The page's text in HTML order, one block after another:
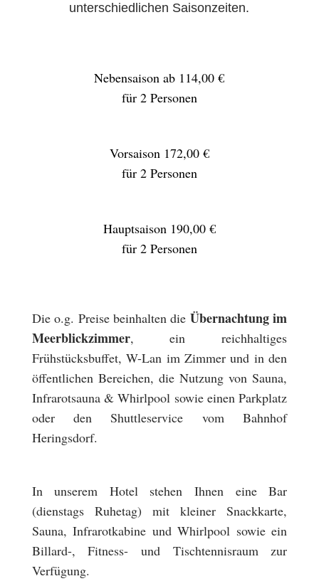
unterschiedlichen Saisonzeiten.
Nebensaison ab 114,00 €
für 2 Personen
Vorsaison 172,00 €
für 2 Personen
Hauptsaison 190,00 €
für 2 Personen
Die o.g. Preise beinhalten die Übernachtung im
Meerblickzimmer, ein reichhaltiges
Frühstücksbuffet, W-Lan im Zimmer und in den
öffentlichen Bereichen, die Nutzung von Sauna,
Infrarotsauna & Whirlpool sowie einen Parkplatz
oder den Shuttleservice vom Bahnhof
Heringsdorf.
In unserem Hotel stehen Ihnen eine Bar
(dienstags Ruhetag) mit kleiner Snackkarte,
Sauna, Infrarotkabine und Whirlpool sowie ein
Billard-, Fitness- und Tischtennisraum zur
Verfügung.